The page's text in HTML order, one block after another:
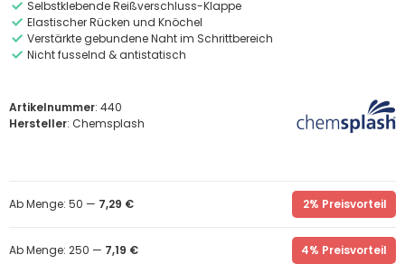
Selbstklebende Reißverschluss-Klappe
Elastischer Rücken und Knöchel
Verstärkte gebundene Naht im Schrittbereich
Nicht fusselnd & antistatisch
Artikelnummer: 440
Hersteller: Chemsplash
Ab Menge: 50 — 7,29 € 2% Preisvorteil
Ab Menge: 250 — 7,19 € 4% Preisvorteil